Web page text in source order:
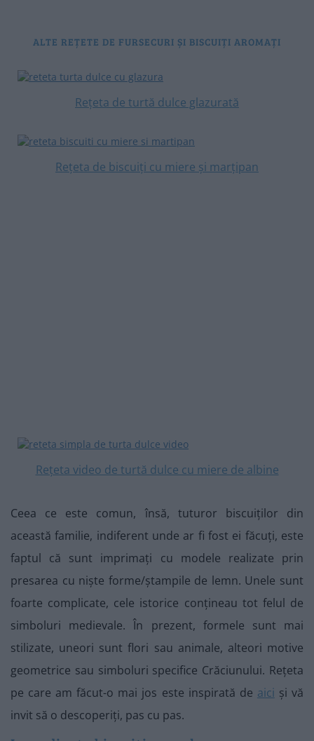
ALTE REȚETE DE FURSECURI ȘI BISCUIȚI AROMAȚI
Rețeta de turtă dulce glazurată
Rețeta de biscuiți cu miere și marțipan
Rețeta video de turtă dulce cu miere de albine
Ceea ce este comun, însă, tuturor biscuiților din
această familie, indiferent unde ar fi fost ei făcuți, este
faptul că sunt imprimați cu modele realizate prin
presarea cu niște forme/ștampile de lemn. Unele sunt
foarte complicate, cele istorice conțineau tot felul de
simboluri medievale. În prezent, formele sunt mai
stilizate, uneori sunt flori sau animale, alteori motive
geometrice sau simboluri specifice Crăciunului. Rețeta
pe care am făcut-o mai jos este inspirată de aici și vă
invit să o descoperiți, pas cu pas.